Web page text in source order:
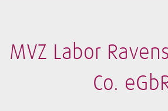
MVZ Labor
Co.